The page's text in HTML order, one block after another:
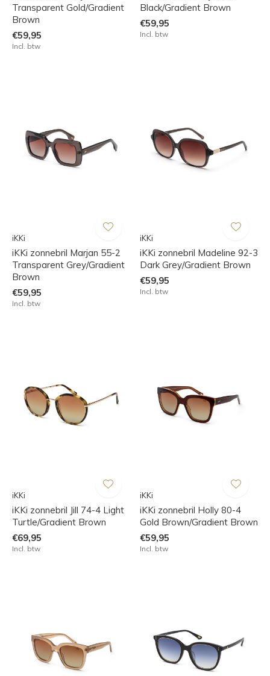
Transparent Gold/Gradient
Brown
€59,95
Incl. btw
Black/Gradient Brown
€59,95
Incl. btw
iKKi
iKKi zonnebril Marjan 55-2
Transparent Grey/Gradient
Brown
€59,95
Incl. btw
iKKi
iKKi zonnebril Madeline 92-3
Dark Grey/Gradient Brown
€59,95
Incl. btw
iKKi
iKKi zonnebril Jill 74-4 Light
Turtle/Gradient Brown
€69,95
Incl. btw
iKKi
iKKi zonnebril Holly 80-4
Gold Brown/Gradient Brown
€59,95
Incl. btw